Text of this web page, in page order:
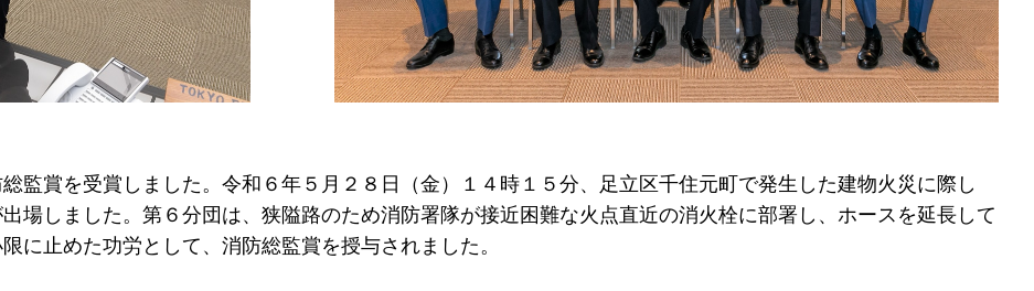
監賞を受賞しました。令和６年５月２８日（金）１４時１５分、足立区千住元町で発生した建物火災に際し
場しました。第６分団は、狭隘路のため消防署隊が接近困難な火点直近の消火栓に部署し、ホースを延長して
に止めた功労として、消防総監賞を授与されました。